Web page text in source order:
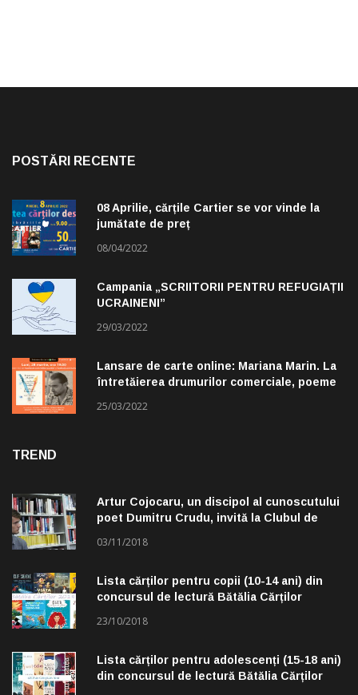
POSTĂRI RECENTE
08 Aprilie, cărțile Cartier se vor vinde la
jumătate de preț
08/04/2022
Campania „SCRIITORII PENTRU REFUGIAȚII
UCRAINENI”
29/03/2022
Lansare de carte online: Mariana Marin. La
întretăierea drumurilor comerciale, poeme
25/03/2022
TREND
Artur Cojocaru, un discipol al cunoscutului
poet Dumitru Crudu, invită la Clubul de
03/11/2018
Lista cărților pentru copii (10-14 ani) din
concursul de lectură Bătălia Cărților
23/10/2018
Lista cărților pentru adolescenți (15-18 ani)
din concursul de lectură Bătălia Cărților